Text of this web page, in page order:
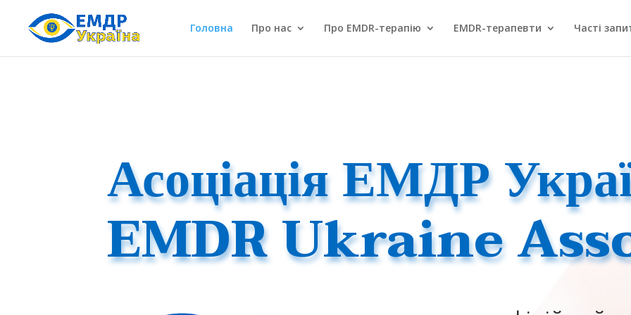
Головна Про нас Про EMDR-терапію EMDR-терапевти Часті
Асоціація ЕМДР
EMDR Ukraine